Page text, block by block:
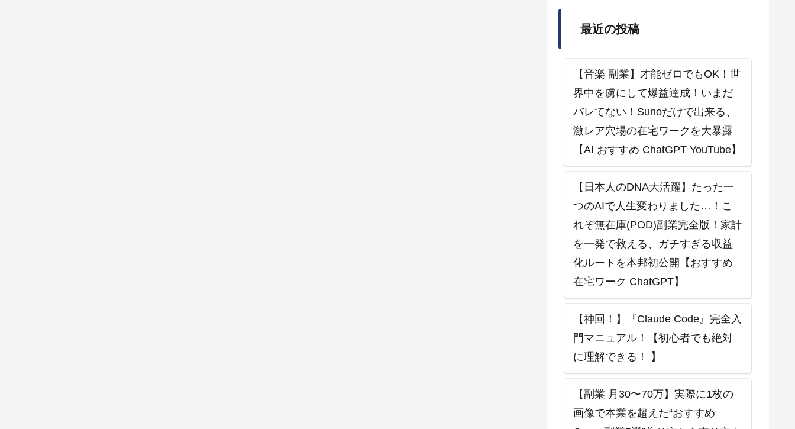
最近の投稿
【音楽 副業】才能ゼロでもOK！世
界中を虜にして爆益達成！いまだ
バレてない！Sunoだけで出来る、
激レア穴場の在宅ワークを大暴露
【AI おすすめ ChatGPT YouTube】
【日本人のDNA大活躍】たった一
つのAIで人生変わりました…！こ
れぞ無在庫(POD)副業完全版！家計
を一発で救える、ガチすぎる収益
化ルートを本邦初公開【おすすめ
在宅ワーク ChatGPT】
【神回！】『Claude Code』完全入
門マニュアル！【初心者でも絶対
に理解できる！ 】
【副業 月30〜70万】実際に1枚の
画像で本業を超えた“おすすめ